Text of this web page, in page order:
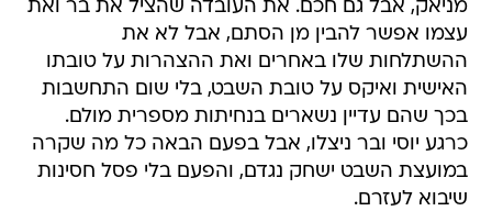
מניאק, אבל גם חכם. את העובדה שהציל את בר ואת
עצמו אפשר להבין מן הסתם, אבל לא את
ההשתלחות שלו באחרים ואת ההצהרות על טובתו
האישית ואיקס על טובת השבט, בלי שום התחשבות
בכך שהם עדיין נשארים בנחיתות מספרית מולם.
כרגע יוסי ובר ניצלו, אבל בפעם הבאה כל מה שקרה
במועצת השבט ישחק נגדם, והפעם בלי פסל חסינות
שיבוא לעזרם.